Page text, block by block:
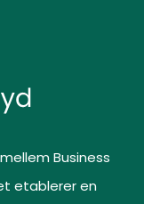
Business
etablerer en